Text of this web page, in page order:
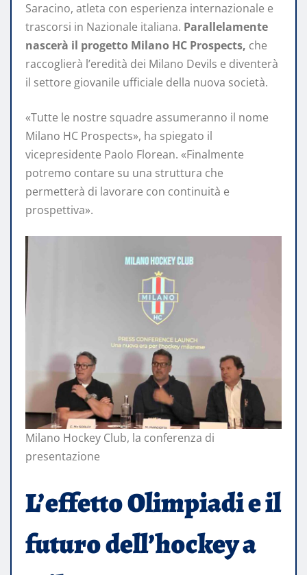
Saracino, atleta con esperienza internazionale e
trascorsi in Nazionale italiana. Parallelamente
nascerà il progetto Milano HC Prospects, che
raccoglierà l’eredità dei Milano Devils e diventerà
il settore giovanile ufficiale della nuova società.
«Tutte le nostre squadre assumeranno il nome
Milano HC Prospects», ha spiegato il
vicepresidente Paolo Florean. «Finalmente
potremo contare su una struttura che
permetterà di lavorare con continuità e
prospettiva».
Milano Hockey Club, la conferenza di
presentazione
L’effetto Olimpiadi e il
futuro dell’hockey a